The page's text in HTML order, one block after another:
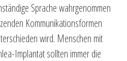
Sprache wahrgenommen
Kommunikationsformen
wird. Menschen mit
Implantat sollten immer die